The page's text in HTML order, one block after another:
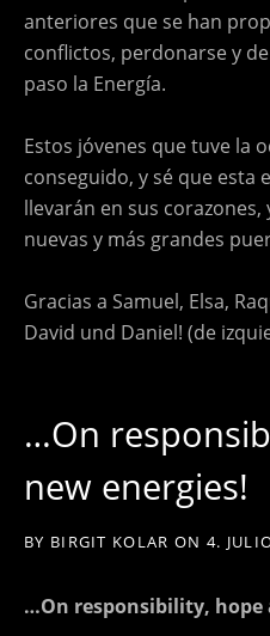
anteriores que se han
conflictos, perdonarse y
paso la Energía.
Estos jóvenes que tuve la
conseguido, y sé que esta
llevarán en sus
nuevas y más grandes
Gracias a Samuel, Elsa,
David und Daniel! (de
…On
new energies!
BY BIRGIT KOLAR ON 4.
…On responsibility, hope